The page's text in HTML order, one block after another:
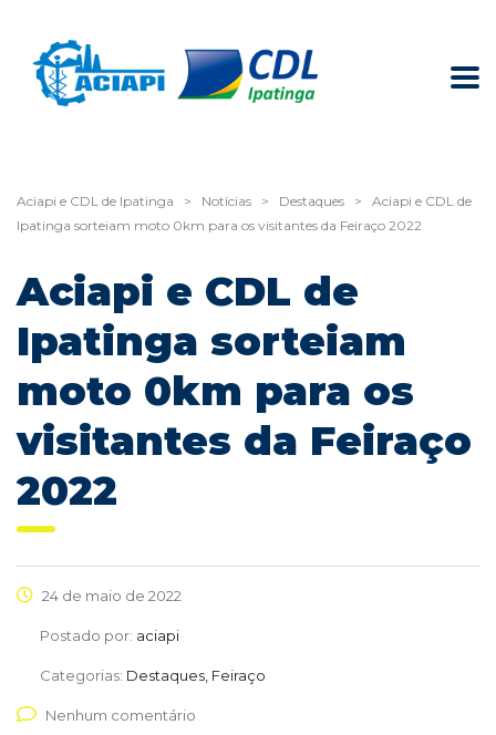
Aciapi e CDL de Ipatinga > Notícias > Destaques >
Aciapi e CDL de
Ipatinga sorteiam moto 0km para os visitantes da Feiraço 2022
Aciapi e CDL de
Ipatinga sorteiam
moto 0km para os
visitantes da Feiraço
2022
24 de maio de 2022
Postado por: aciapi
Categorias: Destaques, Feiraço
Nenhum comentário